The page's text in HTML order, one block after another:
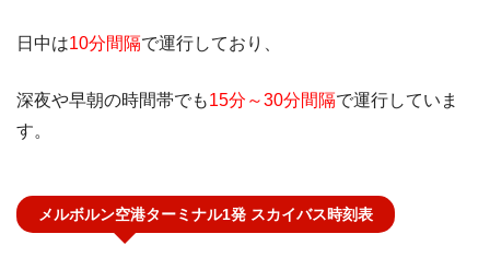
日中は10分間隔で運行しており、
深夜や早朝の時間帯でも15分～30分間隔で運行していま
す。
メルボルン空港ターミナル1発 スカイバス時刻表